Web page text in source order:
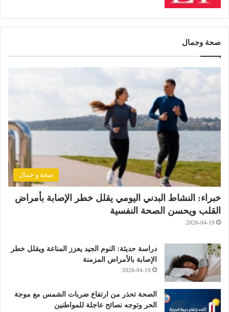
صحة وجمال
صحة و جمال
خبراء: النشاط البدني اليومي يقلل خطر الإصابة بأمراض
القلب ويحسن الصحة النفسية
2026-04-19
دراسة حديثة: النوم الجيد يعزز المناعة ويقلل خطر
الإصابة بالأمراض المزمنة
2026-04-19
الصحة تحذر من ارتفاع ضربات الشمس مع موجة
الحر وتوجه نصائح عاجلة للمواطنين